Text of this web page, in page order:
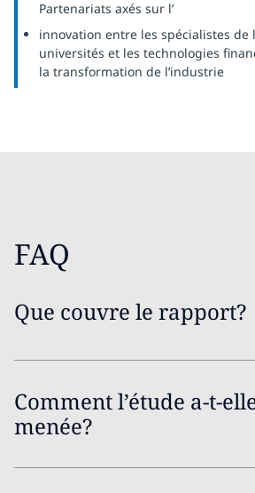
Partenariats axés sur l’
innovation entre les spécialistes de
universités et les technologies
la transformation de l’industrie
FAQ
Que couvre le rapport?
Comment l’étude a-t-
menée?